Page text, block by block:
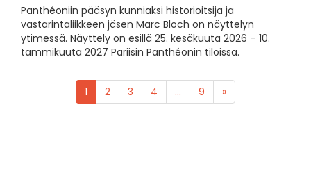
Panthéoniin pääsyn kunniaksi historioitsija ja
vastarintaliikkeen jäsen Marc Bloch on näyttelyn
ytimessä. Näyttely on esillä 25. kesäkuuta 2026 – 10.
tammikuuta 2027 Pariisin Panthéonin tiloissa.
1 2 3 4 ... 9 »